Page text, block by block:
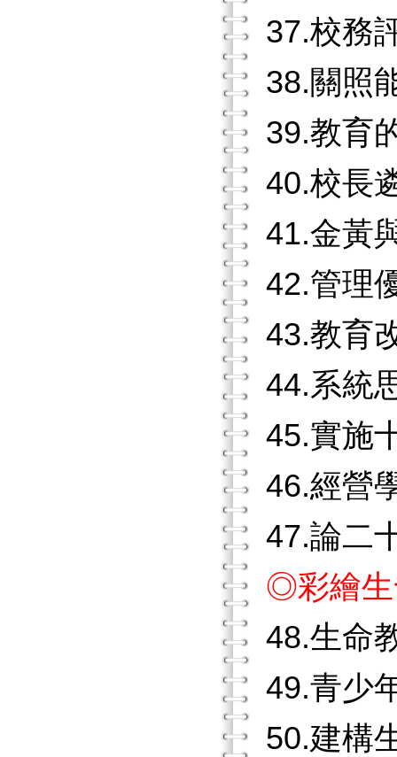
37.校務
38.關照
39.教育
40.校長
41.金黃
42.管理
43.教育
44.系統
45.實施
46.經營
47.論二
◎彩繪生
48.生命
49.青少
50.建構